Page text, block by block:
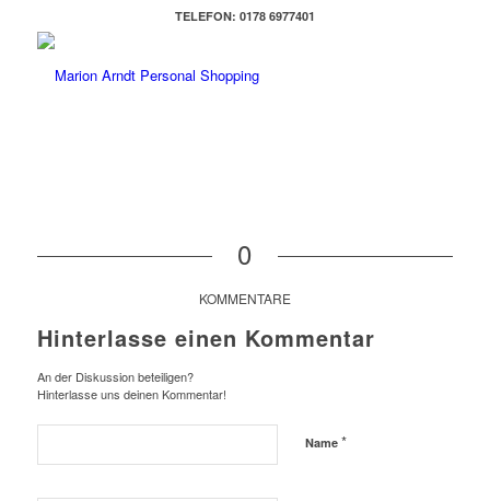
TELEFON: 0178 6977401
0
KOMMENTARE
Hinterlasse einen Kommentar
An der Diskussion beteiligen?
Hinterlasse uns deinen Kommentar!
Name *